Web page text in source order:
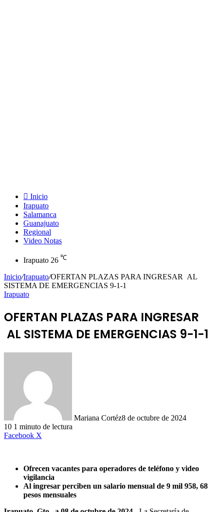
Inicio
Irapuato
Salamanca
Guanajuato
Regional
Video Notas
Irapuato 26 ℃
Inicio/Irapuato/OFERTAN PLAZAS PARA INGRESAR AL
SISTEMA DE EMERGENCIAS 9-1-1
Irapuato
OFERTAN PLAZAS PARA INGRESAR
AL SISTEMA DE EMERGENCIAS 9-1-1
Mariana Cortéz8 de octubre de 2024
10 1 minuto de lectura
Facebook X
Ofrecen vacantes para operadores de teléfono y video
vigilancia
Al ingresar perciben un salario mensual de 9 mil 958, 68
pesos mensuales